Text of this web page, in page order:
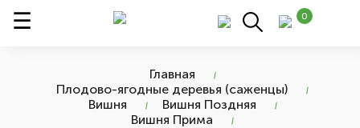
0
Главная
Плодово-ягодные деревья (саженцы)
Вишня
Вишня Поздняя
Вишня Прима